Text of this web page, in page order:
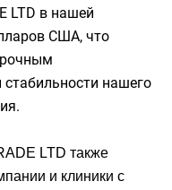
LTD в нашей
США, что
нашего
LTD также
и клиники с